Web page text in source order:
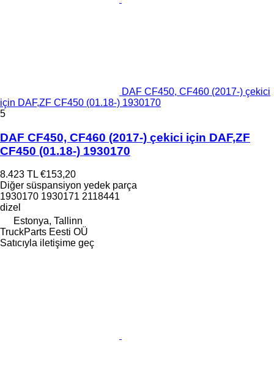
DAF CF450, CF460 (2017-) çekici
için DAF,ZF CF450 (01.18-) 1930170
5
DAF CF450, CF460 (2017-) çekici için DAF,ZF
CF450 (01.18-) 1930170
8.423 TL €153,20
Diğer süspansiyon yedek parça
1930170 1930171 2118441
dizel
Estonya, Tallinn
TruckParts Eesti OÜ
Satıcıyla iletişime geç